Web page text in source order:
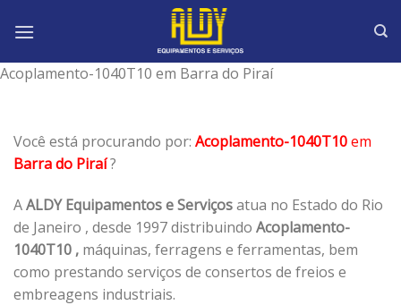
Acoplamento-1040T10 em Barra do Piraí
Você está procurando por: Acoplamento-1040T10em
Barra do Piraí?
AALDY Equipamentos e Serviçosatua no Estado do Rio
de Janeiro , desde 1997 distribuindo Acoplamento-
1040T10 , máquinas, ferragens e ferramentas, bem
como prestando serviços de consertos de freios e
embreagens industriais.